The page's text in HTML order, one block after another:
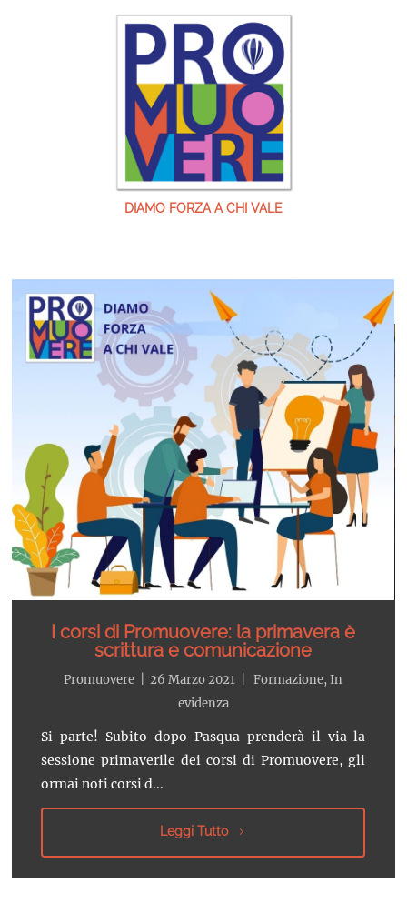
DIAMO FORZA A CHI VALE
I corsi di Promuovere: la primavera è
scrittura e comunicazione
Promuovere 26 Marzo 2021 Formazione,In
evidenza
Si parte! Subito dopo Pasqua prenderà il via la
sessione primaverile dei corsi di Promuovere, gli
ormai noti corsi d...
Leggi Tutto